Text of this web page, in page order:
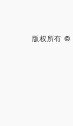
版权所有 ©